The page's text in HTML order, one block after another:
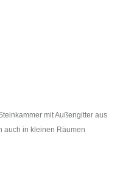
mit Außengitter aus
auch in kleinen Räumen